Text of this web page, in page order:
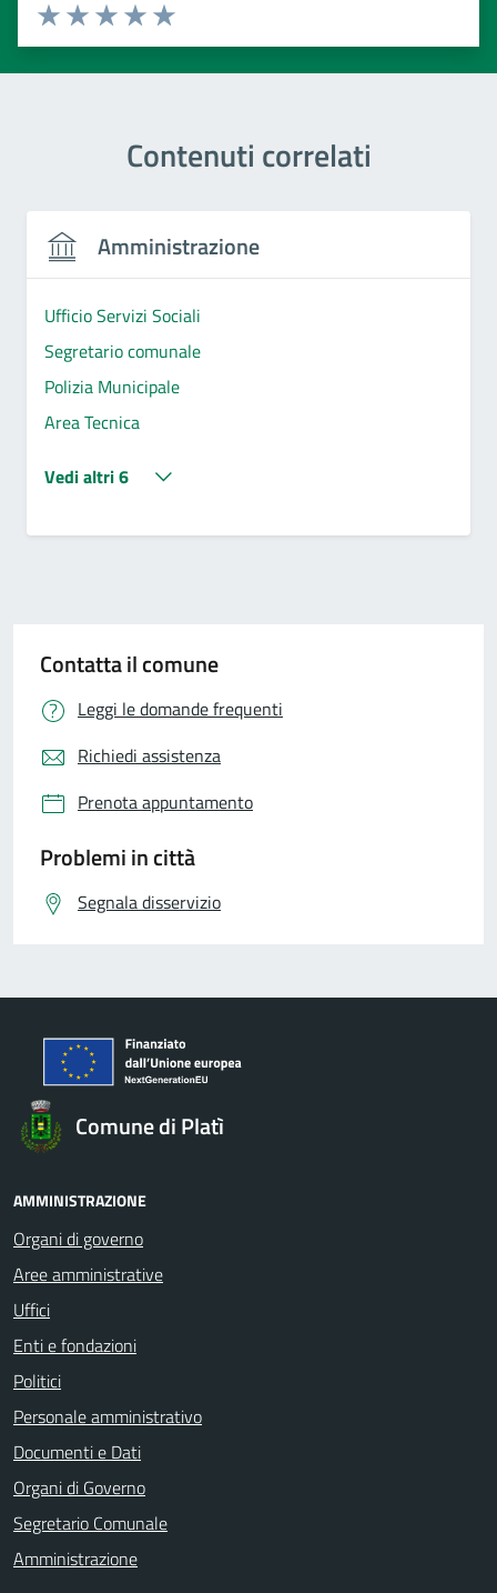
Valuta 5 stelle su 5
Valuta 4 stelle su 5
Valuta 3 stelle su 5
Valuta 2 stelle su 5
Valuta 1 stelle su 5
Contenuti correlati
Amministrazione
Ufficio Servizi Sociali
Segretario comunale
Polizia Municipale
Area Tecnica
Vedi altri 6
Contatta il comune
Leggi le domande frequenti
Richiedi assistenza
Prenota appuntamento
Problemi in città
Segnala disservizio
Comune di Platì
AMMINISTRAZIONE
Organi di governo
Aree amministrative
Uffici
Enti e fondazioni
Politici
Personale amministrativo
Documenti e Dati
Organi di Governo
Segretario Comunale
Amministrazione